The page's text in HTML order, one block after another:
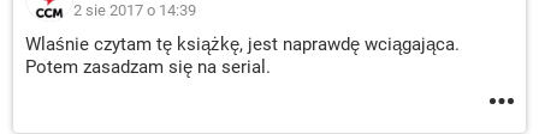
2 sie 2017 o 14:39
Wlaśnie czytam tę książkę, jest naprawdę wciągająca.
Potem zasadzam się na serial.